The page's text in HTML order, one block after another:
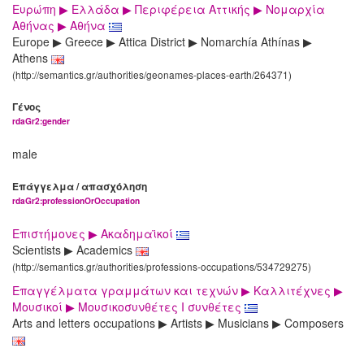
Ευρώπη ▶ Ελλάδα ▶ Περιφέρεια Αττικής ▶ Νομαρχία
Αθήνας ▶ Αθήνα
Europe ▶ Greece ▶ Attica District ▶ Nomarchía Athínas ▶
Athens
(http://semantics.gr/authorities/geonames-places-earth/264371)
Γένος
rdaGr2:gender
male
Επάγγελμα / απασχόληση
rdaGr2:professionOrOccupation
Επιστήμονες ▶ Ακαδημαϊκοί
Scientists ▶ Academics
(http://semantics.gr/authorities/professions-occupations/534729275)
Επαγγέλματα γραμμάτων και τεχνών ▶ Καλλιτέχνες ▶
Μουσικοί ▶ Μουσικοσυνθέτες I συνθέτες
Arts and letters occupations ▶ Artists ▶ Musicians ▶ Composers